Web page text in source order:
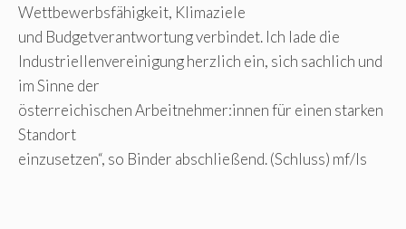
Wettbewerbsfähigkeit, Klimaziele
und Budgetverantwortung verbindet. Ich lade die
Industriellenvereinigung herzlich ein, sich sachlich und
im Sinne der
österreichischen Arbeitnehmer:innen für einen starken
Standort
einzusetzen“, so Binder abschließend. (Schluss) mf/ls